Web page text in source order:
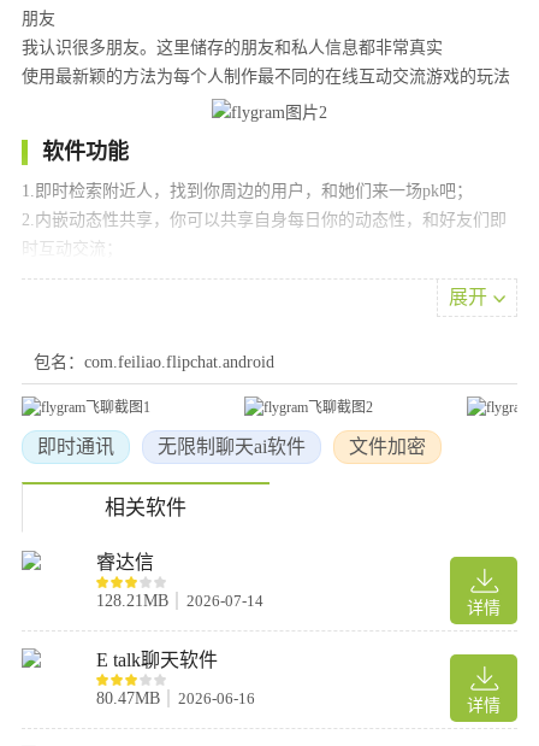
朋友
我认识很多朋友。这里储存的朋友和私人信息都非常真实
使用最新颖的方法为每个人制作最不同的在线互动交流游戏的玩法
软件功能
1.即时检索附近人，找到你周边的用户，和她们来一场pk吧；
2.内嵌动态性共享，你可以共享自身每日你的动态性，和好友们即
时互动交流；
3.每一位网络主播都是有的排位体制，体验焦虑不安有趣的pk赛，
5.能够结交到许多周边好友，一键加上周边好友；
6.能够根据检索应对的账户开展加上好友，一键搜索，十分便捷。
展开
包名：com.feiliao.flipchat.android
即时通讯 无限制聊天ai软件 文件加密
相关软件
详情
睿达信
128.21MB 2026-07-14
详情
E talk聊天软件
80.47MB 2026-06-16